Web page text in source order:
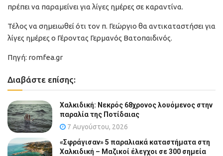
πρέπει να παραμείνει για λίγες ημέρες σε καραντίνα.
Τέλος να σημειωθεί ότι τον π. Γεώργιο θα αντικαταστήσει για
λίγες ημέρες ο Γέροντας Γερμανός Βατοπαιδινός.
Πηγή: romfea.gr
Διαβάστε επίσης:
Χαλκιδική: Νεκρός 68χρονος λουόμενος στην
παραλία της Ποτίδαιας
7 Αυγούστου, 2026
«Σφράγισαν» 5 παραλιακά καταστήματα στη
Χαλκιδική – Μαζικοί έλεγχοι σε 300 σημεία